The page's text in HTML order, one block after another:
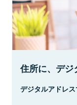
住所に、デジ
デジタルアドレス